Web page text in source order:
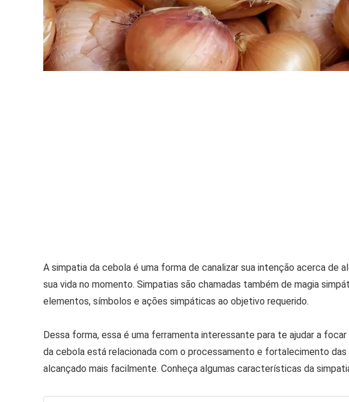
A simpatia da cebola é uma forma de canalizar sua intenção acerca de
sua vida no momento. Simpatias são chamadas também de magia
elementos, símbolos e ações simpáticas ao objetivo requerido.
Dessa forma, essa é uma ferramenta interessante para te ajudar a
da cebola está relacionada com o processamento e fortalecimento
alcançado mais facilmente. Conheça algumas características da